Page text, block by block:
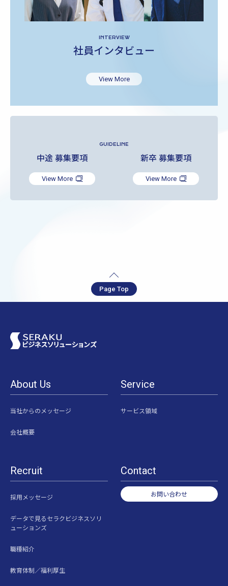
INTERVIEW
社員インタビュー
View More
GUIDELINE
中途 募集要項
View More
新卒 募集要項
View More
Page Top
About Us
当社からのメッセージ
会社概要
Service
サービス領域
Recruit
採用メッセージ
データで見るセラクビジネスソリ
ューションズ
職種紹介
教育体制／福利厚生
Contact
お問い合わせ